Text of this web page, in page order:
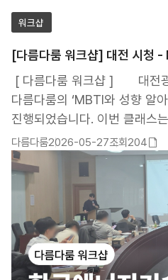
워크샵
[다름다룸 워크샵] 대전 시청 -
[ 다름다룸 워크샵 ] 대전광역시청과 함께한
다름다룸의 ‘MBTI와 성향 알아보기 클래스’가 성공적으로
진행되었습니다. 이번 클래스는 참여자들이 자신의 성향을
보다 깊이 이해하고, 서로의 다
소통할 수 있도록 돕기 위해 마련되
MBTI 결과 해석을 넘어, 실제
나타나는 행동 방식과 소통 스
공감과 호응을 이끌어냈습니다. 특히 다름다룸만의 캐
기반 해석과 사례 중심 강연을
이런 방식으로 생각하고 행동
느끼고 반응하는지”를 자연스
다름다룸2026-05-27조회204첨부
있음